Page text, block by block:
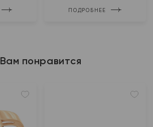
ПОДРОБНЕЕ
Вам понравится